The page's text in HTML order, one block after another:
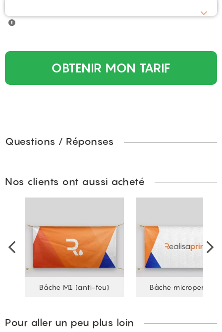
OBTENIR MON TARIF
Questions / Réponses
Nos clients ont aussi acheté
Bâche M1 (anti-feu) Bâche microperforée
Pour aller un peu plus loin